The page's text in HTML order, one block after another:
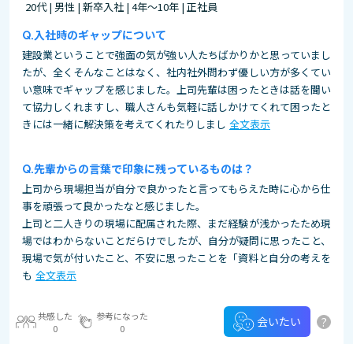
20代 | 男性 | 新卒入社 | 4年～10年 | 正社員
入社時のギャップについて
建設業ということで強面の気が強い人たちばかりかと思っていまし
たが、全くそんなことはなく、社内社外問わず優しい方が多くてい
い意味でギャップを感じました。上司先輩は困ったときは話を聞い
て協力しくれますし、職人さんも気軽に話しかけてくれて困ったと
きには一緒に解決策を考えてくれたりしまし 全文表示
先輩からの言葉で印象に残っているものは？
上司から現場担当が自分で良かったと言ってもらえた時に心から仕
事を頑張って良かったなと感じました。
上司と二人きりの現場に配属された際、まだ経験が浅かったため現
場ではわからないことだらけでしたが、自分が疑問に思ったこと、
現場で気が付いたこと、不安に思ったことを「資料と自分の考えを
も 全文表示
共感した
0
参考になった
0
会いたい ?